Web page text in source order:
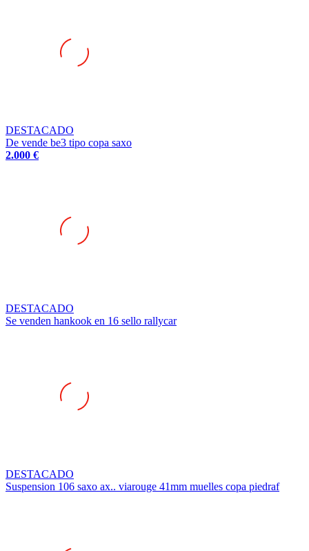
De vende be3 tipo copa saxo
2.000 €
Se venden hankook en 16 sello rallycar
Suspension 106 saxo ax.. viarouge 41mm muelles copa piedraf